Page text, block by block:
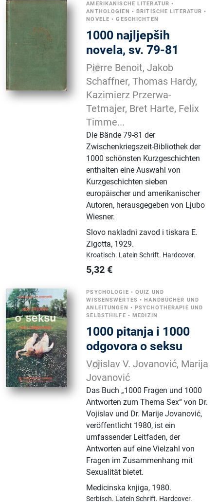
AMERIKANISCHE LITERATUR •
ANTHOLOGIEN •BRITISCHE LITERATUR •
NOVELE •GESCHICHTEN
1000 najljepših
novela, sv. 79-81
Pierre Benoit, Jakob
Schaffner, Thomas Hardy,
Kazimierz Przerwa-
Tetmajer, Bret Harte, Felix
Timme...
Die Bände 79-81 der
Zwischenkriegszeit-Bibliothek der
1000 schönsten Kurzgeschichten
enthalten eine Auswahl von
Kurzgeschichten sieben
europäischer und amerikanischer
Autoren, herausgegeben von Ljubo
Wiesner.
Slovo nakladni zavod i tiskara E.
Zigotta, 1929.
Kroatisch. Latein Schrift. Hardcover.
5,32 €
PSYCHOLOGIE •QUIZ UND
WISSENSWERTES •HANDBÜCHER UND
ANLEITUNGEN •PSYCHOTHERAPIE UND
SELBSTHILFE •MEDIZIN
1000 pitanja i 1000
odgovora o seksu
Vojislav V. Jovanović, Marija
Jovanović
Das Buch „1000 Fragen und 1000
Antworten zum Thema Sex“ von Dr.
Vojislav und Dr. Marije Jovanović,
veröffentlicht 1980, ist ein
umfassender Leitfaden, der
Antworten auf eine Vielzahl von
Fragen im Zusammenhang mit
Sexualität bietet.
Medicinska knjiga, 1980.
Serbisch. Latein Schrift. Hardcover.